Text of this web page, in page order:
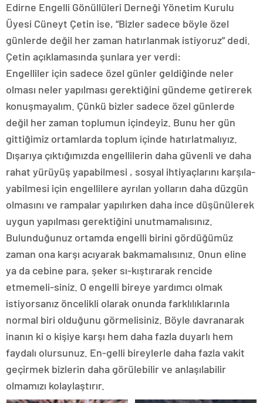
Edirne Engelli Gönüllüleri Derneği Yönetim Kurulu
Üyesi Cüneyt Çetin ise, “Bizler sadece böyle özel
günlerde değil her zaman hatırlanmak istiyoruz” dedi.
Çetin açıklamasında şunlara yer verdi:
Engelliler için sadece özel günler geldiğinde neler
olması neler yapılması gerektiğini gündeme getirerek
konuşmayalım. Çünkü bizler sadece özel günlerde
değil her zaman toplumun içindeyiz. Bunu her gün
gittiğimiz ortamlarda toplum içinde hatırlatmalıyız.
Dışarıya çıktığımızda engellilerin daha güvenli ve daha
rahat yürüyüş yapabilmesi , sosyal ihtiyaçlarını karşıla-
yabilmesi için engellilere ayrılan yolların daha düzgün
olmasını ve rampalar yapılırken daha ince düşünülerek
uygun yapılması gerektiğini unutmamalısınız.
Bulunduğunuz ortamda engelli birini gördüğümüz
zaman ona karşı acıyarak bakmamalısınız. Onun eline
ya da cebine para, şeker sı-kıştırarak rencide
etmemeli-siniz. O engelli bireye yardımcı olmak
istiyorsanız öncelikli olarak onunda farklılıklarınla
normal biri olduğunu görmelisiniz. Böyle davranarak
inanın ki o kişiye karşı hem daha fazla duyarlı hem
faydalı olursunuz. En-gelli bireylerle daha fazla vakit
geçirmek bizlerin daha görülebilir ve anlaşılabilir
olmamızı kolaylaştırır.